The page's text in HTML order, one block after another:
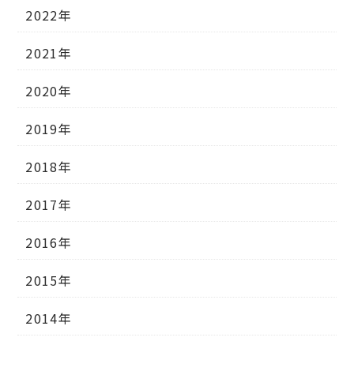
2022年
2021年
2020年
2019年
2018年
2017年
2016年
2015年
2014年